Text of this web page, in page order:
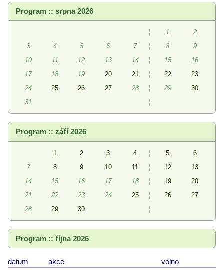
Program :: srpna 2026
¦ 1
2
3
4 5 6 7 ¦ 8
9
10
11 12 13 14 ¦ 15
16
17
18 19 20 21 ¦ 22
23
24
25 26 27 28 ¦ 29
30
31
¦
Program :: září 2026
1 2 3 4 ¦ 5
6
7
8 9 10 11 ¦ 12
13
14
15 16 17 18 ¦ 19
20
21
22 23 24 25 ¦ 26
27
28
29 30 ¦
Program :: října 2026
datum akce volno